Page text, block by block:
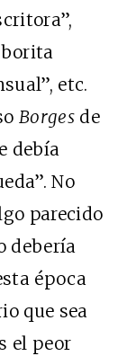
etc.
Borgesde
debía
No
parecido
debería
época
que sea
el peor